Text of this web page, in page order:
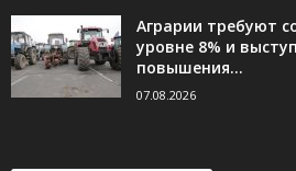
Аграрии требуют
уровне 8% и
повышения...
07.08.2026